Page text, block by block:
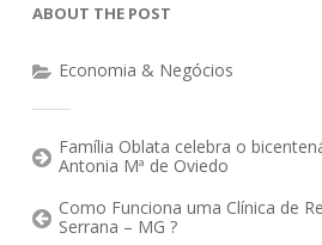
ABOUT THE POST
Economia & Negócios
Família Oblata celebra o
Antonia Mª de Oviedo
Como Funciona uma Clínica de
Serrana – MG ?